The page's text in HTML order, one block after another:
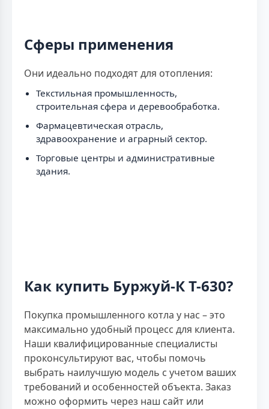
Сферы применения
Они идеально подходят для отопления:
Текстильная промышленность,
строительная сфера и деревообработка.
Фармацевтическая отрасль,
здравоохранение и аграрный сектор.
Торговые центры и административные
здания.
Как купить Буржуй-К Т-630?
Покупка промышленного котла у нас – это
максимально удобный процесс для клиента.
Наши квалифицированные специалисты
проконсультируют вас, чтобы помочь
выбрать наилучшую модель с учетом ваших
требований и особенностей объекта. Заказ
можно оформить через наш сайт или